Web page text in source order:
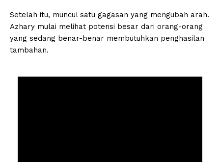
Setelah itu, muncul satu gagasan yang mengubah arah.
Azhary mulai melihat potensi besar dari orang-orang
yang sedang benar-benar membutuhkan penghasilan
tambahan.